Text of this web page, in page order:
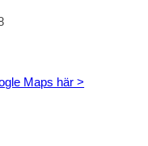
Maps här >